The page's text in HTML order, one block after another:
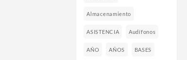
Almacenamiento
ASISTENCIA Audífonos
AÑO AÑOS BASES